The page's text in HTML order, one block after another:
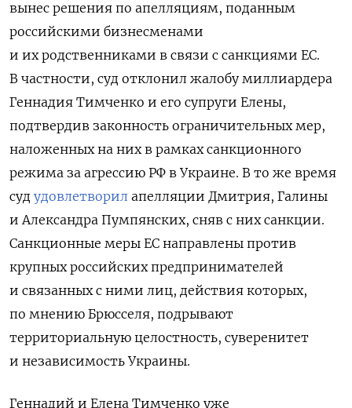
вынес решения по апелляциям, поданным
российскими бизнесменами
и их родственниками в связи с санкциями ЕС.
В частности, суд отклонил жалобу миллиардера
Геннадия Тимченко и его супруги Елены,
подтвердив законность ограничительных мер,
наложенных на них в рамках санкционного
режима за агрессию РФ в Украине. В то же время
суд удовлетворил апелляции Дмитрия, Галины
и Александра Пумпянских, сняв с них санкции.
Санкционные меры ЕС направлены против
крупных российских предпринимателей
и связанных с ними лиц, действия которых,
по мнению Брюсселя, подрывают
территориальную целостность, суверенитет
и независимость Украины.
Геннадий и Елена Тимченко уже